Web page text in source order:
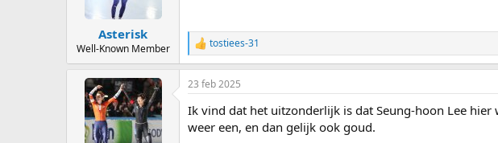
Asterisk
Well-Known Member
R
e
a
c
i
o
tostiees-31
23 feb 2025
Ik vind dat het uitzonderlijk is dat Seung-hoon Lee
weer een, en dan gelijk ook goud.